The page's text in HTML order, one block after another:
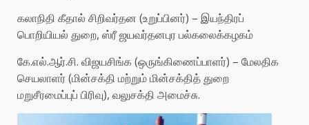
கலாநிதி கீதால் சிறிவர்தன (உறுப்பினர்) – இயந்திரப்
பொறியியல் துறை, ஸ்ரீ ஜயவர்தனபுர பல்கலைக்கழகம்
கே.எல்.ஆர்.சி. விஜயசிங்க (ஒருங்கிணைப்பாளர்) – மேலதிக
செயலாளர் (மின்சக்தி மற்றும் மின்சக்தித் துறை
மறுசீரமைப்புப் பிரிவு), வலுசக்தி அமைச்சு.